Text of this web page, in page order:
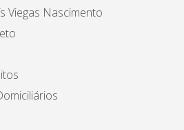
Viegas Nascimento